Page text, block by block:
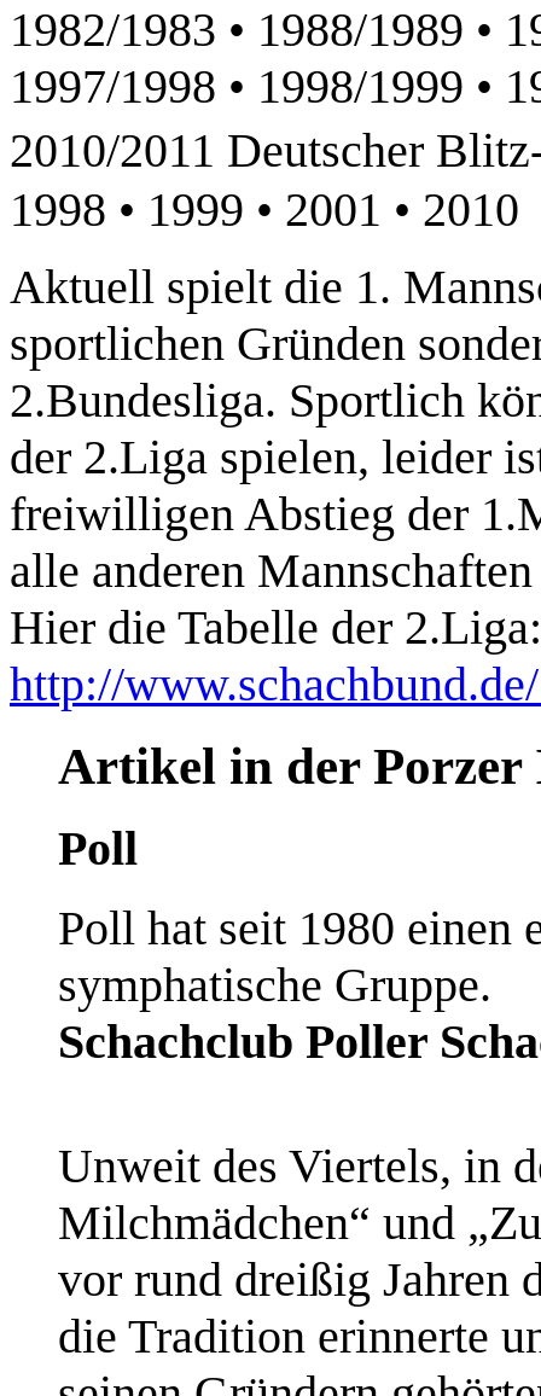
1982/1983 • 1988/1989 •
1997/1998 • 1998/1999 •
2010/2011 Deutscher
1998 • 1999 • 2001 • 2010
Aktuell spielt die 1.
sportlichen Gründen
2.Bundesliga. Sportlich
der 2.Liga spielen, leider
freiwilligen Abstieg der
alle anderen
Hier die Tabelle der 2.Liga:
http://
Artikel in der
Poll
Poll hat seit 1980 einen
symphatische Gruppe.
Schachclub Poller
Unweit des Viertels, in
Milchmädchen“ und
vor rund dreißig Jahren
die Tradition erinnerte